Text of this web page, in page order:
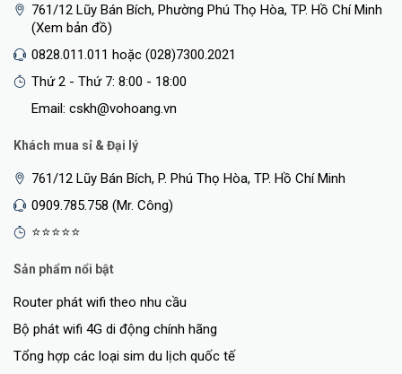
761/12 Lũy Bán Bích, Phường Phú Thọ Hòa, TP. Hồ Chí Minh
(Xem bản đồ)
0828.011.011 hoặc (028)7300.2021
Thứ 2 - Thứ 7: 8:00 - 18:00
Email: cskh@vohoang.vn
Khách mua sỉ & Đại lý
761/12 Lũy Bán Bích, P. Phú Thọ Hòa, TP. Hồ Chí Minh
0909.785.758 (Mr. Công)
⭐⭐⭐⭐⭐
Sản phẩm nổi bật
Router phát wifi theo nhu cầu
Bộ phát wifi 4G di động chính hãng
Tổng hợp các loại sim du lịch quốc tế